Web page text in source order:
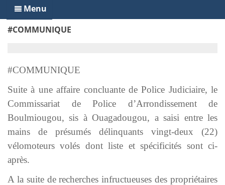
Menu
#COMMUNIQUE
#COMMUNIQUE
Suite à une affaire concluante de Police Judiciaire, le
Commissariat de Police d’Arrondissement de
Boulmiougou, sis à Ouagadougou, a saisi entre les
mains de présumés délinquants vingt-deux (22)
vélomoteurs volés dont liste et spécificités sont ci-
après.
A la suite de recherches infructueuses des propriétaires